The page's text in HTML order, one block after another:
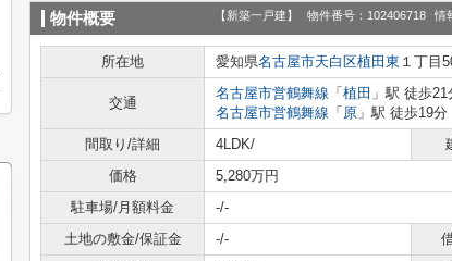
物件概要 【新築一戸建】 物件番号：102406718 情
所在地 愛知県名古屋市天白区植田東 １丁目
交通
名古屋市営鶴舞線 「 植田 」駅 徒歩21
名古屋市営鶴舞線 「 原 」駅 徒歩19分
間取り/詳細
4LDK/
価格
5,280万円
駐車場/月額料金
-/-
土地の敷金/保証金
-/-